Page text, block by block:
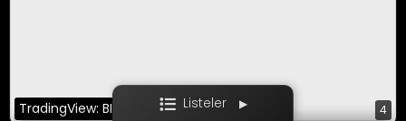
Listeler ▶
TradingView: BINANCE:BTCUSDT 4